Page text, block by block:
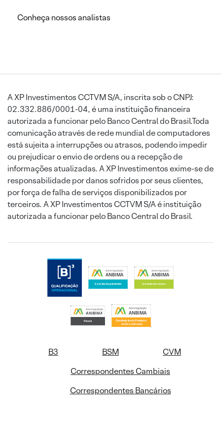
Conheça nossos analistas
A XP Investimentos CCTVM S/A, inscrita sob o CNPJ:
02.332.886/0001-04, é uma instituição financeira
autorizada a funcionar pelo Banco Central do Brasil.Toda
comunicação através de rede mundial de computadores
está sujeita a interrupções ou atrasos, podendo impedir
ou prejudicar o envio de ordens ou a recepção de
informações atualizadas. A XP Investimentos exime-se de
responsabilidade por danos sofridos por seus clientes,
por força de falha de serviços disponibilizados por
terceiros. A XP Investimentos CCTVM S/A é instituição
autorizada a funcionar pelo Banco Central do Brasil.
B3 BSM
CVM
Correspondentes Cambiais
Correspondentes Bancários